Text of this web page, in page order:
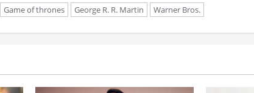
Game of thrones George R. R. Martin Warner Bros.